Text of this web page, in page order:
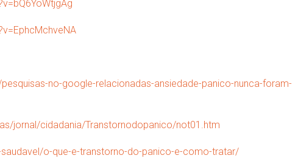
no-google-relacionadas-ansiedade-panico-nunca-foram-
jornal/cidadania/Transtornodopanico/not01.htm
o-que-e-transtorno-do-panico-e-como-tratar/